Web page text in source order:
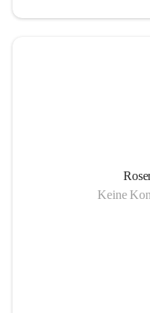
Keine